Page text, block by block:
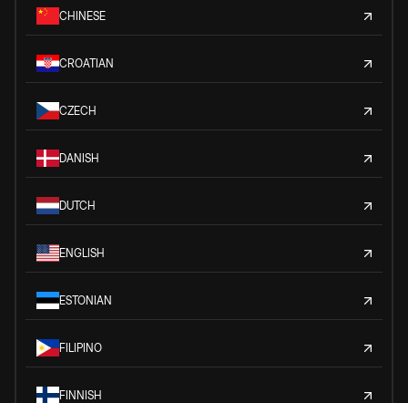
CHINESE
CROATIAN
CZECH
DANISH
DUTCH
ENGLISH
ESTONIAN
FILIPINO
FINNISH